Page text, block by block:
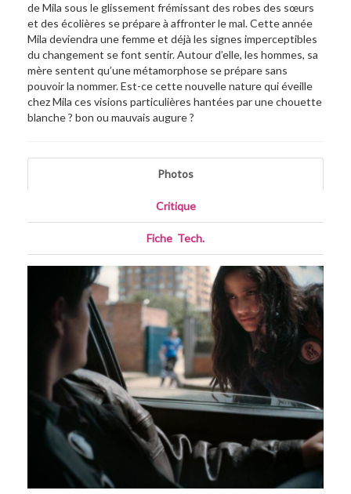
de Mila sous le glissement frémissant des robes des sœurs
et des écolières se prépare à affronter le mal. Cette année
Mila deviendra une femme et déjà les signes imperceptibles
du changement se font sentir. Autour d’elle, les hommes, sa
mère sentent qu’une métamorphose se prépare sans
pouvoir la nommer. Est-ce cette nouvelle nature qui éveille
chez Mila ces visions particulières hantées par une chouette
blanche ? bon ou mauvais augure ?
Photos
Critique
Fiche Tech.